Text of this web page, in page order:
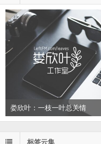
左叔：一生中还有多少个你
标签云集